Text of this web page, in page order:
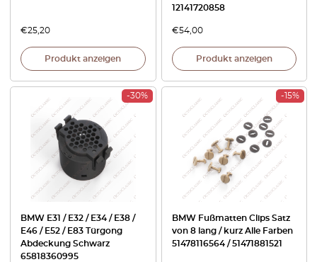
€25,20
Produkt anzeigen
12141720858
€54,00
Produkt anzeigen
-30%
BMW E31 / E32 / E34 / E38 /
E46 / E52 / E83 Türgong
Abdeckung Schwarz
65818360995
-15%
BMW Fußmatten Clips Satz
von 8 lang / kurz Alle Farben
51478116564 / 51471881521